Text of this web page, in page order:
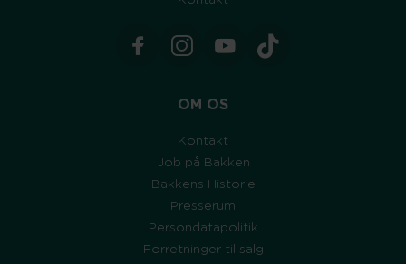
OM OS
Kontakt
Job på Bakken
Bakkens Historie
Presserum
Persondatapolitik
Forretninger til salg